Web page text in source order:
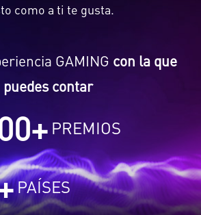
como a ti te gusta.
GAMING con la que
puedes contar
+ PREMIOS
PAÍSES